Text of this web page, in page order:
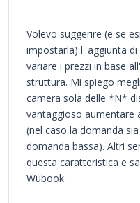
Volevo suggerire (e se
impostarla) l' aggiunta
variare i prezzi in base
struttura. Mi spiego
camera sola delle *N*
vantaggioso aumentare
(nel caso la domanda
domanda bassa). Altri
questa caratteristica e
Wubook.